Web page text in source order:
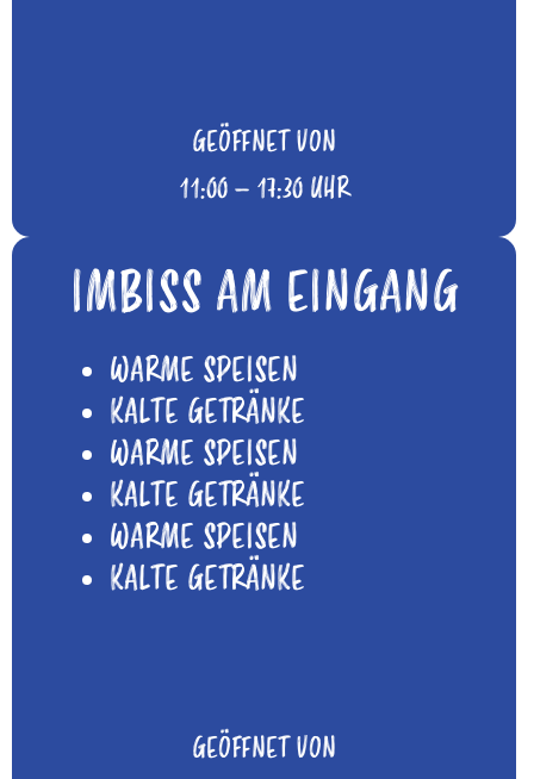
GEÖFFNET VON
11:00 – 17:30 UHR
IMBISS AM EINGANG
WARME SPEISEN
KALTE GETRÄNKE
WARME SPEISEN
KALTE GETRÄNKE
WARME SPEISEN
KALTE GETRÄNKE
GEÖFFNET VON